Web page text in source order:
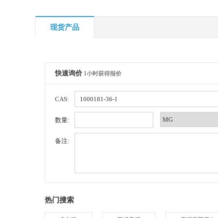
现货产品
快速询价 1小时获得报价
CAS:
数量:
备注:
热门搜索